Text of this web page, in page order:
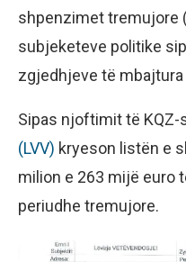
shpenzimet tremujore
subjeketeve politike
zgjedhjeve të
Sipas njoftimit të KQZ-
(LVV) kryeson listën e
milion e 263 mijë euro
periudhe tremujore.